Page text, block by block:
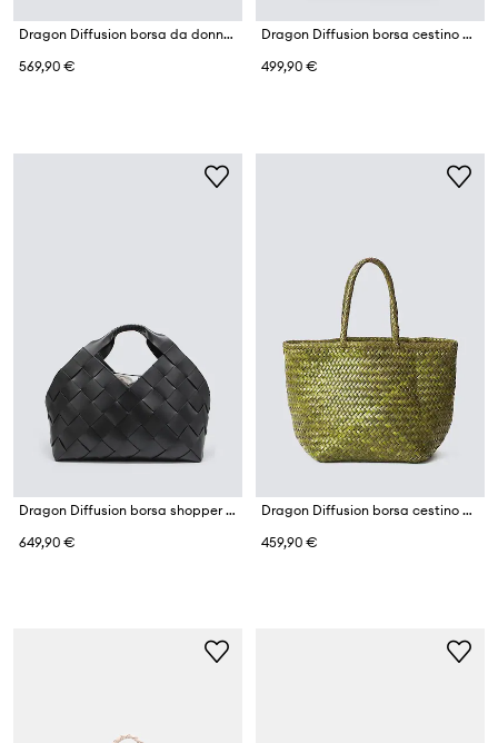
Dragon Diffusion borsa da donna in pelle
569,90 €
Dragon Diffusion borsa cestino da donna intrecciata
499,90 €
Dragon Diffusion borsa shopper da donna in pelle
649,90 €
Dragon Diffusion borsa cestino da donna in pelle
459,90 €